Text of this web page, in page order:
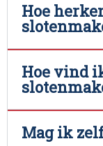
Hoe
Hoe vind
Mag ik